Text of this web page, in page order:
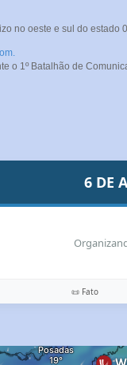
no oeste e sul do estado
o 1º Batalhão de
6 DE
📜 Fato